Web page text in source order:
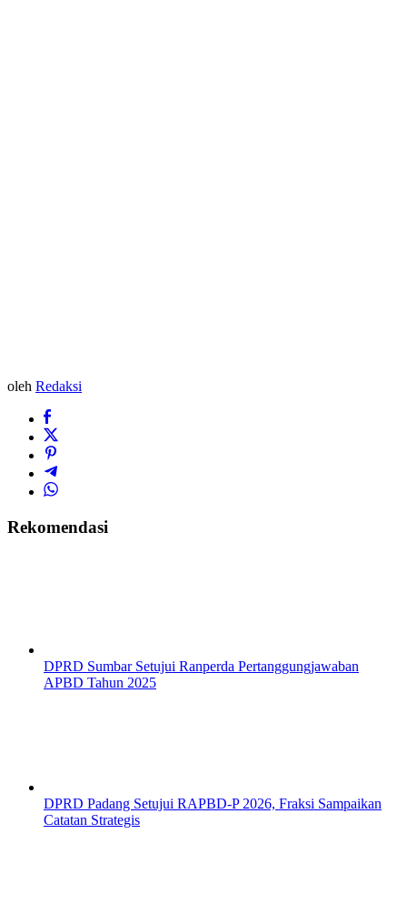
oleh Redaksi
Rekomendasi
DPRD Sumbar Setujui Ranperda Pertanggungjawaban
APBD Tahun 2025
DPRD Padang Setujui RAPBD-P 2026, Fraksi Sampaikan
Catatan Strategis